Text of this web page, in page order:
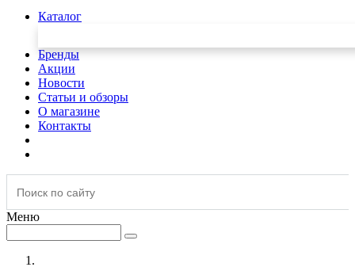
Каталог
Бренды
Акции
Новости
Статьи и обзоры
О магазине
Контакты
Меню